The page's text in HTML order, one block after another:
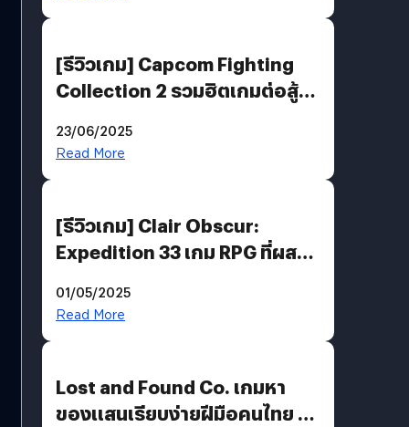
[รีวิวเกม] Capcom Fighting
Collection 2 รวมฮิตเกมต่อสู้ใน
23/06/2025
Read More
[รีวิวเกม] Clair Obscur:
Expedition 33 เกม RPG ที่ผสาน
ได้ลงตัว
01/05/2025
Read More
Lost and Found Co. เกมหา
ของแสนเรียบง่ายฝีมือคนไทย ที่